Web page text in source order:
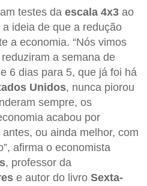
testes da escala 4x3 ao
ideia de que a redução
a economia. “Nós vimos
a semana de
6 dias para 5, que já foi há
Unidos, nunca piorou
sempre, os
acabou por
ou ainda melhor, com
afirma o economista
, professor da
e autor do livro Sexta-